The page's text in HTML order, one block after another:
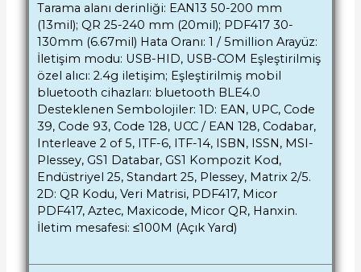
Tarama alanı derinliği: EAN13 50-200 mm
(13mil); QR 25-240 mm (20mil); PDF417 30-
130mm (6.67mil) Hata Oranı: 1 / 5million Arayüz:
İletişim modu: USB-HID, USB-COM Eşleştirilmiş
özel alıcı: 2.4g iletişim; Eşleştirilmiş mobil
bluetooth cihazları: bluetooth BLE4.0
Desteklenen Sembolojiler: 1D: EAN, UPC, Code
39, Code 93, Code 128, UCC / EAN 128, Codabar,
Interleave 2 of 5, ITF-6, ITF-14, ISBN, ISSN, MSI-
Plessey, GS1 Databar, GS1 Kompozit Kod,
Endüstriyel 25, Standart 25, Plessey, Matrix 2/5.
2D: QR Kodu, Veri Matrisi, PDF417, Micor
PDF417, Aztec, Maxicode, Micor QR, Hanxin.
İletim mesafesi: ≤100M (Açık Yard)